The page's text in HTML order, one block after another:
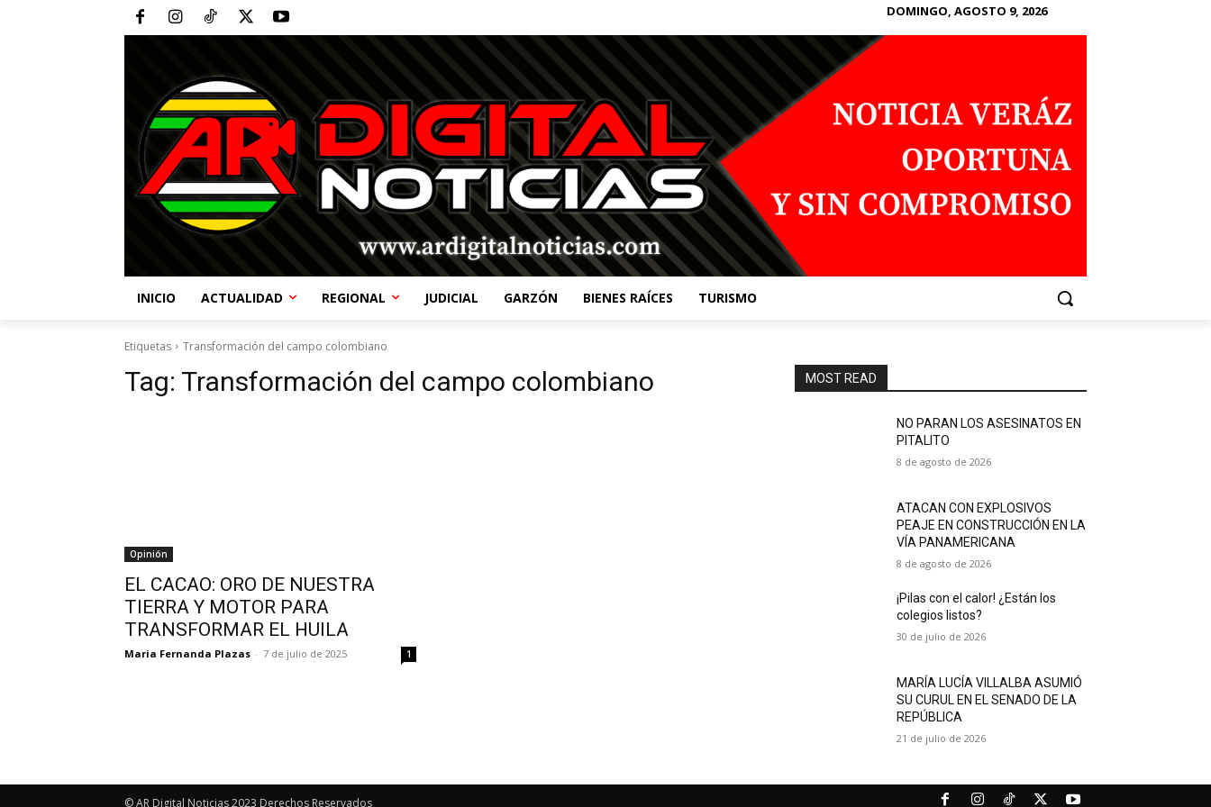
DOMINGO, AGOSTO 9, 2026
INICIO ACTUALIDAD REGIONAL JUDICIAL GARZÓN BIENES RAÍCES TURISMO
Etiquetas Transformación del campo colombiano
Tag: Transformación del campo colombiano
Opinión
EL CACAO: ORO DE NUESTRA
TIERRA Y MOTOR PARA
TRANSFORMAR EL HUILA
Maria Fernanda Plazas - 7 de julio de 2025 1
MOST READ
NO PARAN LOS ASESINATOS EN
PITALITO
8 de agosto de 2026
ATACAN CON EXPLOSIVOS
PEAJE EN CONSTRUCCIÓN EN LA
VÍA PANAMERICANA
8 de agosto de 2026
¡Pilas con el calor! ¿Están los
colegios listos?
30 de julio de 2026
MARÍA LUCÍA VILLALBA ASUMIÓ
SU CURUL EN EL SENADO DE LA
REPÚBLICA
21 de julio de 2026
© AR Digital Noticias 2023 Derechos Reservados